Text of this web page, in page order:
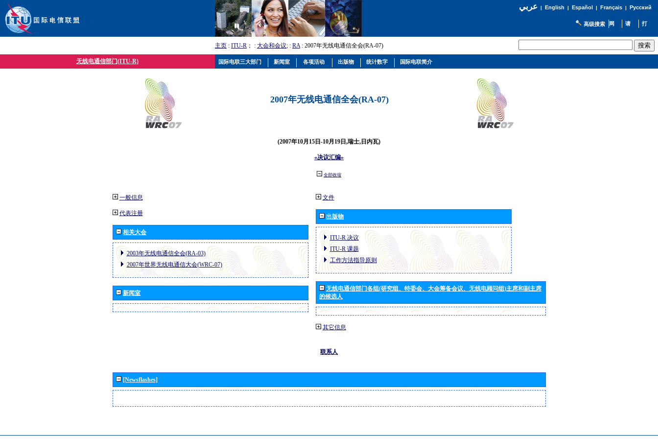
عربي| English | Español | Français| Русский
高级搜索
主页 : ITU-R ； : 大会和会议; : RA: 2007年无线电通信全会(RA-07)
无线电通信部门(ITU-R)
2007年无线电通信全会(RA-07)
(2007年10月15日-10月19日,瑞士,日内瓦)
«决议汇编»
全部收缩
一般信息
代表注册
相关大会
2003年无线电通信全会(RA-03)
2007年世界无线电通信大会(WRC-07)
新闻室
文件
出版物
ITU-R 决议
ITU-R 课题
工作方法指导原则
无线电通信部门各组(研究组、特委会、大会筹备会议、无线电顾问组)主席和副主席
的候选人
其它信息
联系人
[Newsflashes]
国际电联三大部门 新闻室 各项活动 出版物 统计数字 国际电联简介